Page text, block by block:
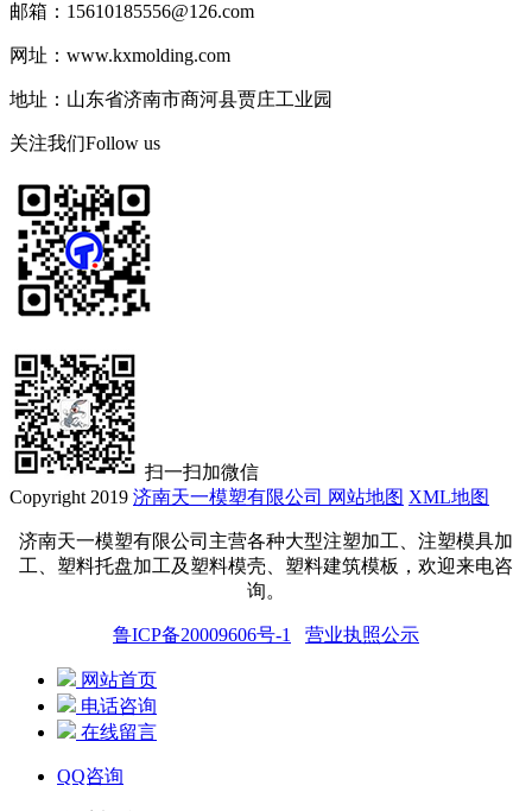
邮箱：15610185556@126.com
网址：www.kxmolding.com
地址：山东省济南市商河县贾庄工业园
关注我们Follow us
扫一扫加微信
Copyright 2019 济南天一模塑有限公司 网站地图 XML地图
济南天一模塑有限公司主营各种大型注塑加工、注塑模具加
工、塑料托盘加工及塑料模壳、塑料建筑模板，欢迎来电咨
询。
鲁ICP备20009606号-1 营业执照公示
网站首页
电话咨询
在线留言
QQ咨询